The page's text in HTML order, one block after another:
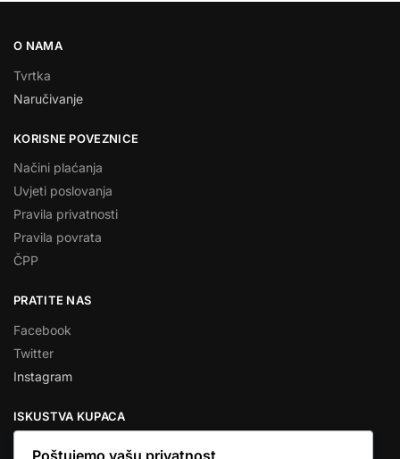
O NAMA
Tvrtka
Naručivanje
KORISNE POVEZNICE
Načini plaćanja
Uvjeti poslovanja
Pravila privatnosti
Pravila povrata
ČPP
PRATITE NAS
Facebook
Twitter
Instagram
ISKUSTVA KUPACA